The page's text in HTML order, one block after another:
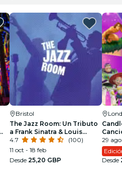
Bristol
The Jazz Room: Un Tributo
a Frank Sinatra & Louis
Armstrong
4.7
(100)
11 oct - 18 feb
Desde 25,20 GBP
29
Desde